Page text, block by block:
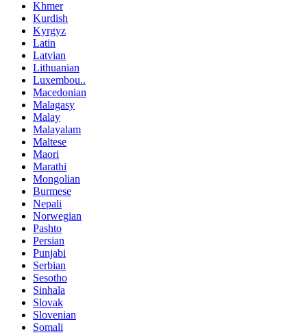
Khmer
Kurdish
Kyrgyz
Latin
Latvian
Lithuanian
Luxembou..
Macedonian
Malagasy
Malay
Malayalam
Maltese
Maori
Marathi
Mongolian
Burmese
Nepali
Norwegian
Pashto
Persian
Punjabi
Serbian
Sesotho
Sinhala
Slovak
Slovenian
Somali